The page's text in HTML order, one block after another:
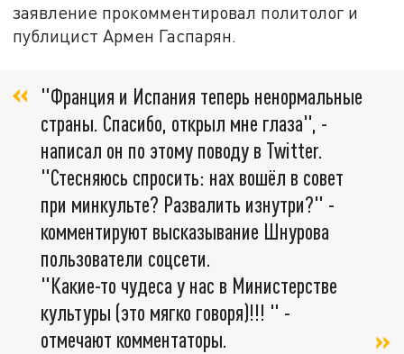
заявление прокомментировал политолог и
публицист Армен Гаспарян.
"Франция и Испания теперь ненормальные
страны. Спасибо, открыл мне глаза", -
написал он по этому поводу в Twitter.
"Стесняюсь спросить: нах вошёл в совет
при минкульте? Развалить изнутри?" -
комментируют высказывание Шнурова
пользователи соцсети.
"Какие-то чудеса у нас в Министерстве
культуры (это мягко говоря)!!! " -
отмечают комментаторы.